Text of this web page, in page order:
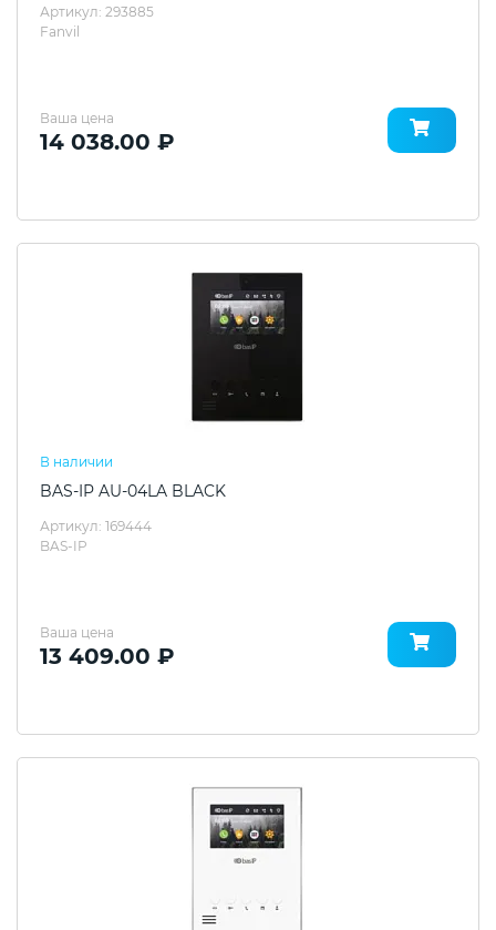
Артикул: 293885
Fanvil
Ваша цена
14 038.00 ₽
В наличии
BAS-IP AU-04LA BLACK
Артикул: 169444
BAS-IP
Ваша цена
13 409.00 ₽